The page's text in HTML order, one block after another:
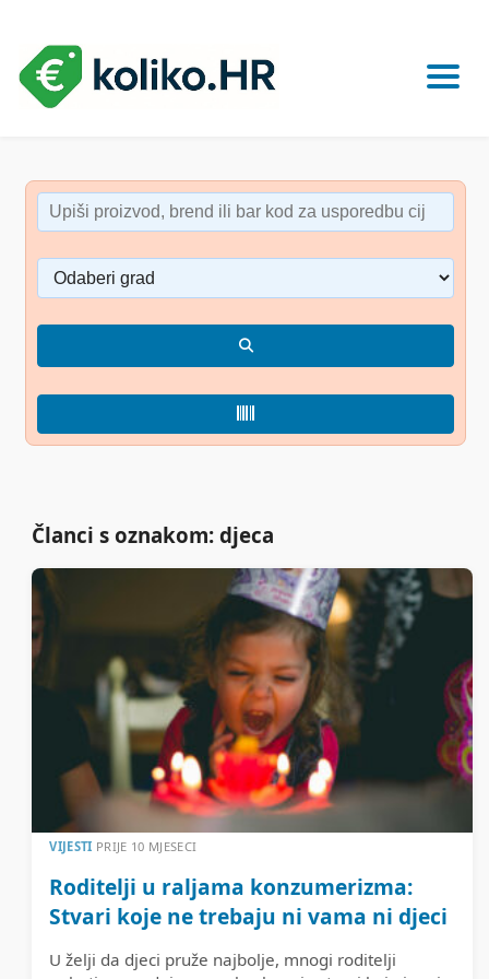
Članci s oznakom: djeca
VIJESTI PRIJE 10 MJESECI
Roditelji u raljama konzumerizma:
Stvari koje ne trebaju ni vama ni djeci
U želji da djeci pruže najbolje, mnogi roditelji